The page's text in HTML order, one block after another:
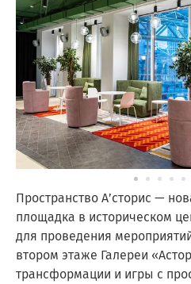
Пространство А’сторис —
площадка в историческом
для проведения
втором этаже Галереи
трансформации и игры с